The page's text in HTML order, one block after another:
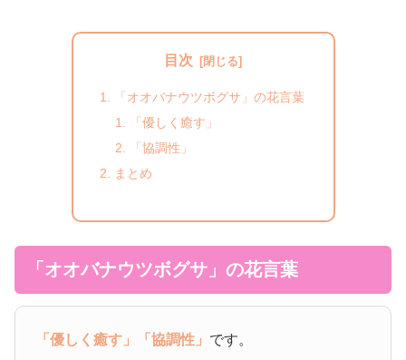
目次
「オオバナウツボグサ」の花言葉
「優しく癒す」
「協調性」
まとめ
「オオバナウツボグサ」の花言葉
「優しく癒す」 「協調性」 です。